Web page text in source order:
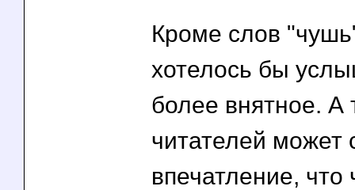
Кроме слов
хотелось бы
более внятное. А
читателей может
впечатление,